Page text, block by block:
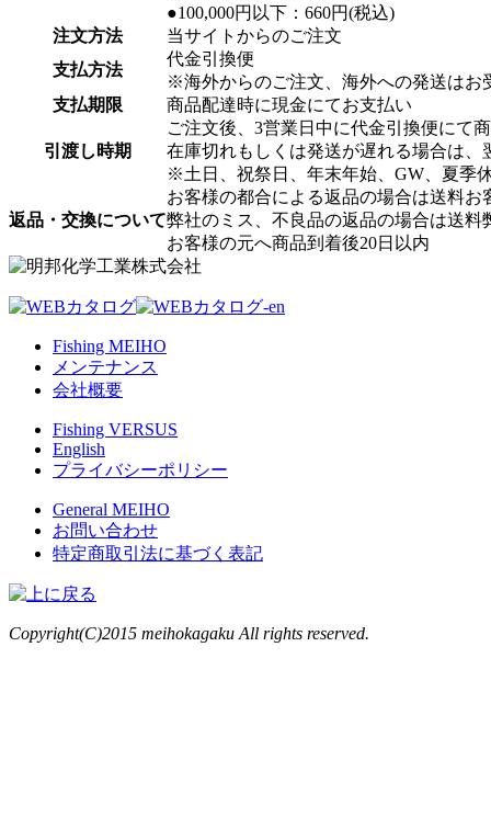
●100,000円以下：660円(税込)
注文方法
当サイトからのご注文
支払方法
代金引換便
※海外からのご注文、海外への発送はお
支払期限
商品配達時に現金にてお支払い
引渡し時期
ご注文後、3営業日中に代金引換便にて
在庫切れもしくは発送が遅れる場合は、
※土日、祝祭日、年末年始、GW、夏季
返品・交換について
お客様の都合による返品の場合は送料お
弊社のミス、不良品の返品の場合は送料
お客様の元へ商品到着後20日以内
Fishing MEIHO
メンテナンス
会社概要
Fishing VERSUS
English
プライバシーポリシー
General MEIHO
お問い合わせ
特定商取引法に基づく表記
Copyright(C)2015 meihokagaku All rights reserved.